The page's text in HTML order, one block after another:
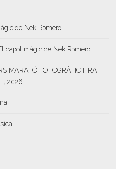
de Nek Romero.
capot màgic de Nek Romero.
MARATÓ FOTOGRÀFIC FIRA
2026